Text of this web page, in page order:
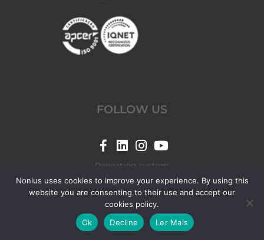
FOLLOW US
Link
Nonius
Facebook
page
Link
Nonius
LinkedIn
page
Link
Nonius
Instagram
page
Link
Nonius
YouTube
page
Reporting system
Nonius uses cookies to improve your experience. By using this
website you are consenting to their use and accept our
cookies policy.
Ok
Decline Ler Mais